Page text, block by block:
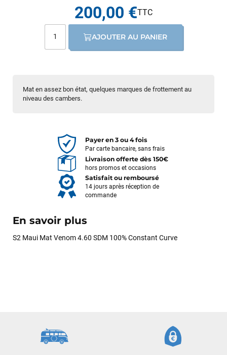
Mat en assez bon état, quelques marques de frottement au
niveau des cambers.
200,00 €
AJOUTER AU PANIER
Payer en 3 ou 4 fois
Par carte bancaire, sans frais
Livraison offerte dès 150€
hors promos et occasions
Satisfait ou remboursé
14 jours après réception de
commande
En savoir plus
S2 Maui Mat Venom 4.60 SDM 100% Constant Curve
commande validée, le magasin m’a appelé pour confirmer
avec moi les caractéristiques des équipements, me conseiller
sur le matériel à choisir, et m’a même offert du matériel en